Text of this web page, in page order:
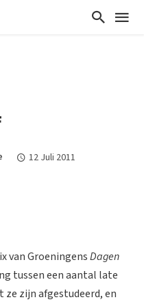
12 Juli 2011
van GroeningensDagen
tussen een aantal late
zijn afgestudeerd, en